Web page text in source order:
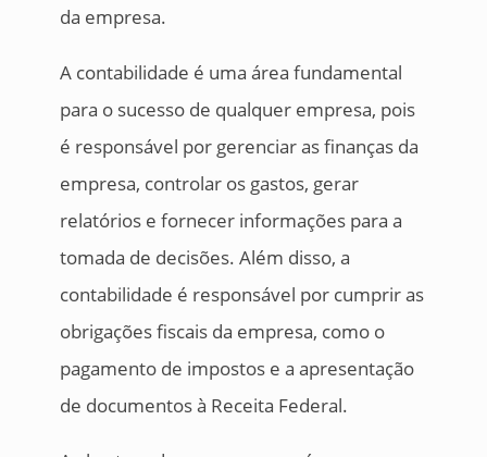
da empresa.
A contabilidade é uma área fundamental
para o sucesso de qualquer empresa, pois
é responsável por gerenciar as finanças da
empresa, controlar os gastos, gerar
relatórios e fornecer informações para a
tomada de decisões. Além disso, a
contabilidade é responsável por cumprir as
obrigações fiscais da empresa, como o
pagamento de impostos e a apresentação
de documentos à Receita Federal.